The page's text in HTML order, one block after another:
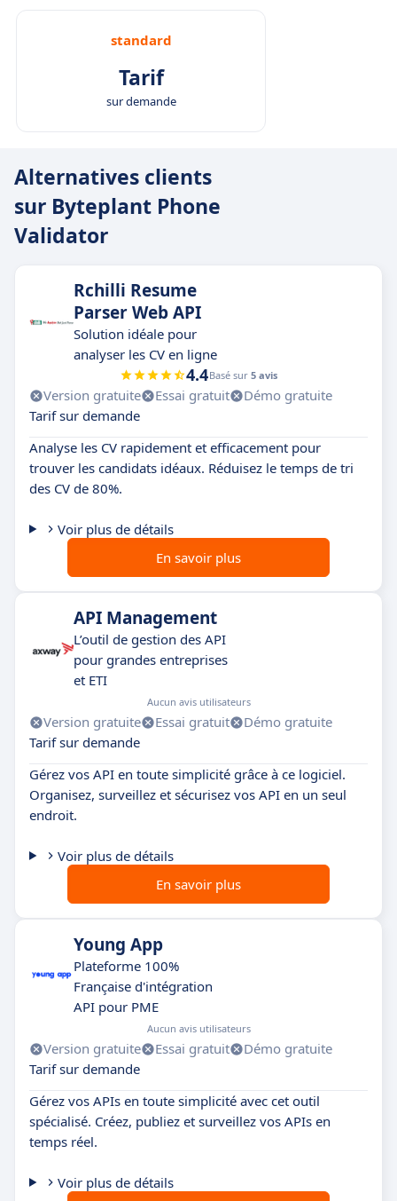
standard
Tarif
sur demande
Alternatives clients
sur Byteplant Phone
Validator
Rchilli Resume
Parser Web API
Solution idéale pour
analyser les CV en ligne
4.4Basé sur 5 avis
Version gratuite Essai gratuit
Démo gratuite
Tarif sur demande
Analyse les CV rapidement et efficacement pour
trouver les candidats idéaux. Réduisez le temps de tri
des CV de 80%.
Voir plus de détails
En savoir plus
API Management
L’outil de gestion des API
pour grandes entreprises
et ETI
Aucun avis utilisateurs
Version gratuite Essai gratuit
Démo gratuite
Tarif sur demande
Gérez vos API en toute simplicité grâce à ce logiciel.
Organisez, surveillez et sécurisez vos API en un seul
endroit.
Voir plus de détails
En savoir plus
Young App
Plateforme 100%
Française d'intégration
API pour PME
Aucun avis utilisateurs
Version gratuite Essai gratuit
Démo gratuite
Tarif sur demande
Gérez vos APIs en toute simplicité avec cet outil
spécialisé. Créez, publiez et surveillez vos APIs en
temps réel.
Voir plus de détails